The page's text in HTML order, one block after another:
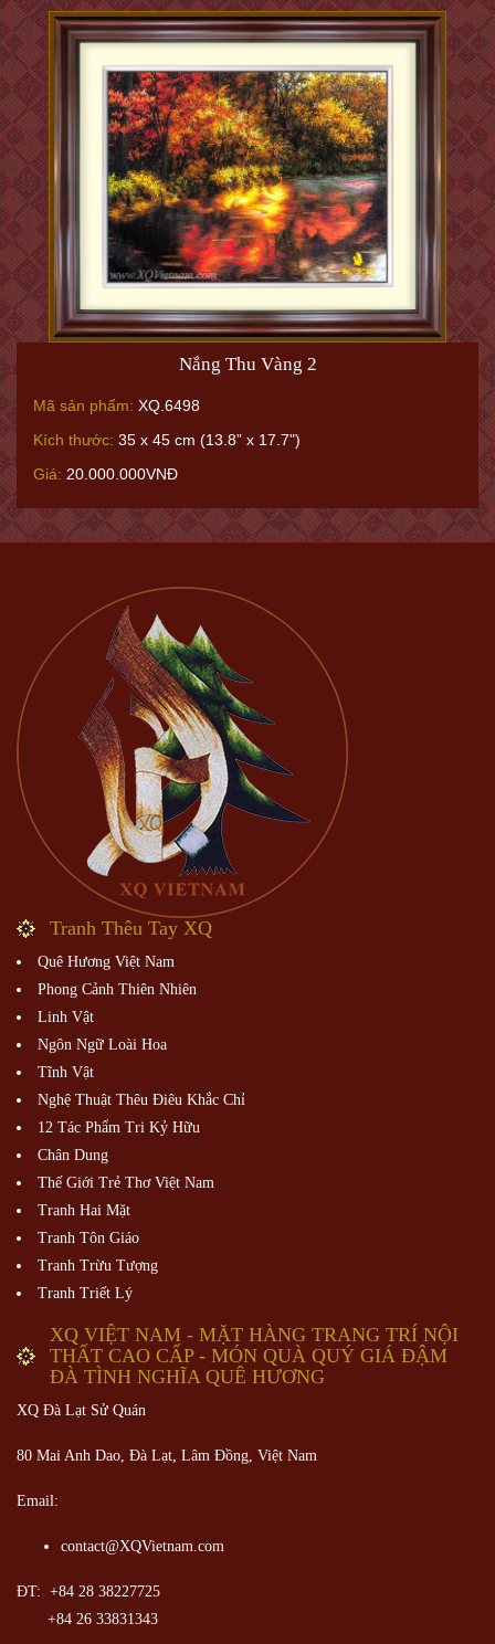
Nắng Thu Vàng 2
Mã sản phẩm: XQ.6498
Kích thước: 35 x 45 cm (13.8” x 17.7")
Giá: 20.000.000VNĐ
Tranh Thêu Tay XQ
Quê Hương Việt Nam
Phong Cảnh Thiên Nhiên
Linh Vật
Ngôn Ngữ Loài Hoa
Tĩnh Vật
Nghệ Thuật Thêu Điêu Khắc Chỉ
12 Tác Phẩm Tri Kỷ Hữu
Chân Dung
Thế Giới Trẻ Thơ Việt Nam
Tranh Hai Mặt
Tranh Tôn Giáo
Tranh Trừu Tượng
Tranh Triết Lý
XQ VIỆT NAM - MẶT HÀNG TRANG TRÍ NỘI
THẤT CAO CẤP - MÓN QUÀ QUÝ GIÁ ĐẬM
ĐÀ TÌNH NGHĨA QUÊ HƯƠNG
XQ Đà Lạt Sử Quán
80 Mai Anh Dao, Đà Lạt, Lâm Đồng, Việt Nam
Email:
contact@XQVietnam.com
ĐT: +84 28 38227725
+84 26 33831343